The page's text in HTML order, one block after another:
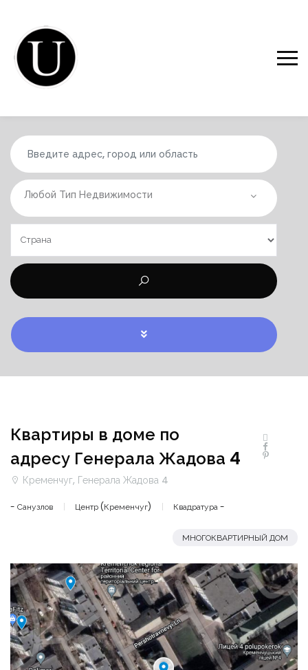
Любой Тип Недвижимости
Квартиры в доме по
адресу Генерала Жадова 4
Кременчуг, Генерала Жадова 4
- Санузлов Центр (Кременчуг) Квадратура -
МНОГОКВАРТИРНЫЙ ДОМ